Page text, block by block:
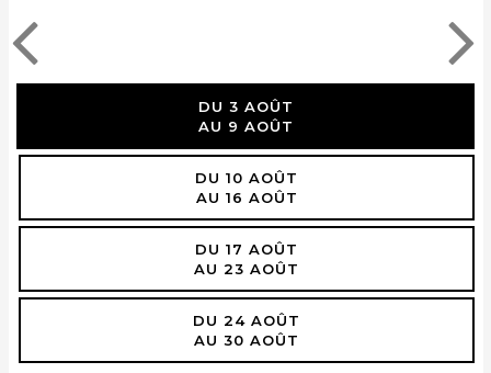
DU 3 AOÛT
AU 9 AOÛT
DU 10 AOÛT
AU 16 AOÛT
DU 17 AOÛT
AU 23 AOÛT
DU 24 AOÛT
AU 30 AOÛT